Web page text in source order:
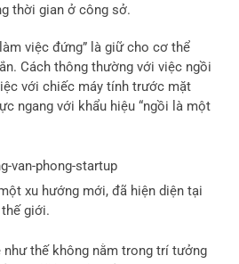
thời gian ở công sở.
việc đứng” là giữ cho cơ thể
Cách thông thường với việc ngồi
với chiếc máy tính trước mặt
ngang với khẩu hiệu “ngồi là một
xu hướng mới, đã hiện diện tại
giới.
thế không nằm trong trí tưởng